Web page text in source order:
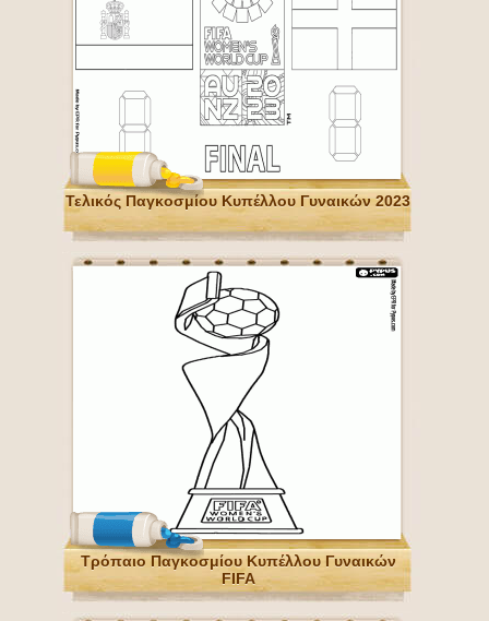
Τελικός Παγκοσμίου Κυπέλλου Γυναικών 2023
Τρόπαιο Παγκοσμίου Κυπέλλου Γυναικών
FIFA